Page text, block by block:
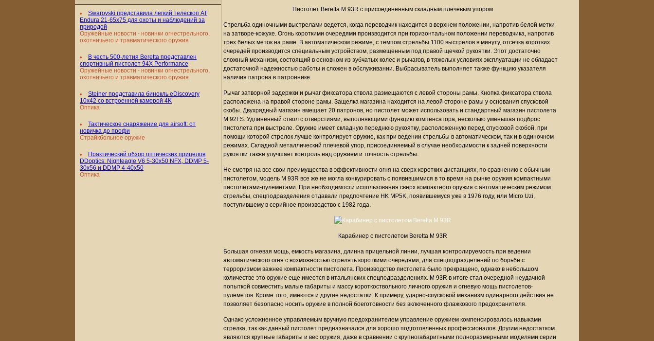
Пистолет Beretta M 93R с присоединенным складным плечевым упором
Стрельба одиночными выстрелами ведется, когда переводчик находится в верхнем положении, напротив белой метки
на затворе-кожухе. Огонь короткими очередями производится при горизонтальном положении переводчика, напротив
трех белых меток на раме. В автоматическом режиме, с темпом стрельбы 1100 выстрелов в минуту, отсечка коротких
очередей производится специальным устройством, размещенным под правой щечкой рукоятки. Этот достаточно
сложный механизм, состоящий в основном из зубчатых колес и рычагов, в тяжелых условиях эксплуатации не обладает
достаточной надежностью работы и сложен в обслуживании. Выбрасыватель выполняет также функцию указателя
наличия патрона в патроннике.
Рычаг затворной задержки и рычаг фиксатора ствола размещаются с левой стороны рамы. Кнопка фиксатора ствола
расположена на правой стороне рамы. Защелка магазина находится на левой стороне рамы у основания спусковой
скобы. Двухрядный магазин вмещает 20 патронов, но пистолет может использовать и стандартный магазин пистолета
M 92FS. Удлиненный ствол с отверстиями, выполняющими функцию компенсатора, несколько уменьшая подброс
пистолета при выстреле. Оружие имеет складную переднюю рукоятку, расположенную перед спусковой скобой, при
помощи которой стрелок лучше контролирует оружие, как при ведении стрельбы в автоматическом, так и в одиночном
режимах. Складной металлический плечевой упор, присоединяемый в случае необходимости к задней поверхности
рукоятки также улучшает контроль над оружием и точность стрельбы.
Не смотря на все свои преимущества в эффективности огня на сверх коротких дистанциях, по сравнению с обычным
пистолетом, модель M 93R все же не могла конкурировать с появившимися в то время на рынке оружия компактными
пистолетами-пулеметами. При необходимости использования сверх компактного оружия с автоматическим режимом
стрельбы, спецподразделения отдавали предпочтение HK MP5K, появившемуся уже в 1976 году, или Micro Uzi,
поступившему в серийное производство с 1982 года.
Карабинер с пистолетом Beretta M 93R
Большая огневая мощь, емкость магазина, длинна прицельной линии, лучшая контролируемость при ведении
автоматического огня с возможностью стрелять короткими очередями, для спецподразделений по борьбе с
терроризмом важнее компактности пистолета. Производство пистолета было прекращено, однако в небольшом
количестве это оружие еще имеется в итальянских спецподразделениях. M 93R в итоге стал очередной неудачной
попыткой совместить малые габариты и массу короткоствольного личного оружия и огневую мощь пистолетов-
пулеметов. Кроме того, имеются и другие недостатки. К примеру, ударно-спусковой механизм одинарного действия не
позволяет безопасно носить оружие в полной боеготовности без включенного флажкового предохранителя.
Однако усложненное управляемым вручную предохранителем управление оружием компенсировалось навыками
стрелка, так как данный пистолет предназначался для хорошо подготовленных профессионалов. Другим недостатком
являются крупные габариты и вес оружия, даже в сравнении с крупногабаритными полноразмерными моделями серии
Swarovski представила легкий телескоп AT
Endura 21-65x75 для охоты и наблюдений за
природой
Оружейные новости - новинки огнестрельного,
охотничьего и травматического оружия
В честь 500-летия Beretta представлен
спортивный пистолет 94X Performance
Оружейные новости - новинки огнестрельного,
охотничьего и травматического оружия
Steiner представила бинокль eDiscovery
10x42 со встроенной камерой 4K
Оптика
Тактическое снаряжение для airsoft: от
новичка до профи
Страйкбольное оружие
Практический обзор оптических прицелов
DDoptics: Nighteagle V6 5-30x50 NFX, DDMP 5-
30x56 и DDMP 4-40x50
Оптика